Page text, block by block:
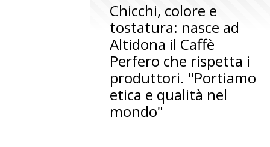
Chicchi, colore e
tostatura: nasce ad
Altidona il Caffè
Perfero che rispetta i
produttori. "Portiamo
etica e qualità nel
mondo"